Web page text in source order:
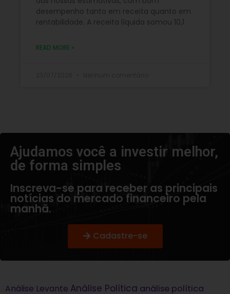
desempenho tanto em receita quanto em
rentabilidade. A receita líquida somou 10,1
READ MORE »
Ajudamos você a investir melhor,
de forma simples​
Inscreva-se para receber as principais
notícias do mercado financeiro pela
manhã.
Cadastre-se
Análise Levante Análise Política análise política